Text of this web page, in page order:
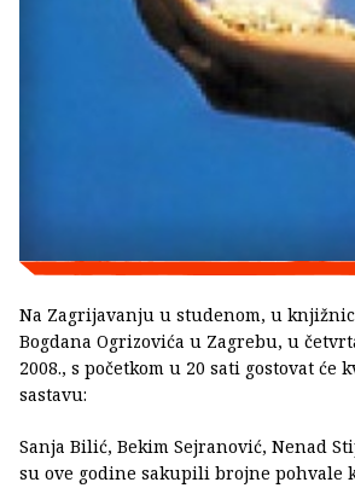
Na Zagrijavanju u studenom, u
Bogdana Ogrizovića u Zagrebu, u
2008., s početkom u 20 sati gostovat će
sastavu:
Sanja Bilić, Bekim Sejranović, Nenad
su ove godine sakupili brojne pohvale